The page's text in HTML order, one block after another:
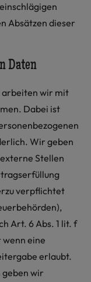
Absätzen dieser
Daten
arbeiten wir mit
Dabei ist
Wir geben
Stellen
verpflichtet
Art. 6 Abs. 1 lit. f
wenn eine
erlaubt.
wir